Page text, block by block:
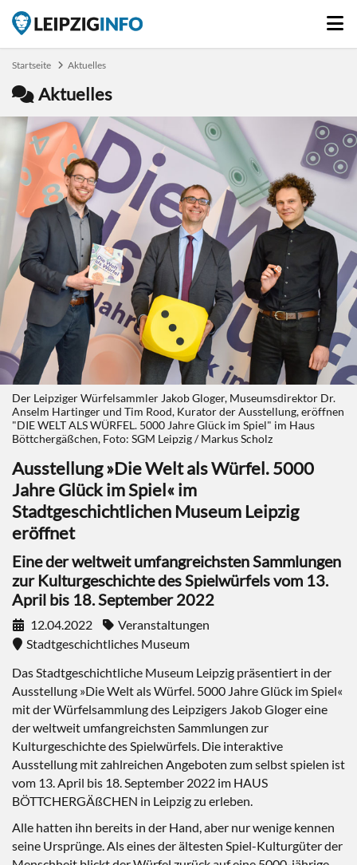
Startseite Aktuelles
Aktuelles
Der Leipziger Würfelsammler Jakob Gloger, Museumsdirektor Dr.
Anselm Hartinger und Tim Rood, Kurator der Ausstellung, eröffnen
"DIE WELT ALS WÜRFEL. 5000 Jahre Glück im Spiel" im Haus
Böttchergäßchen, Foto: SGM Leipzig / Markus Scholz
Ausstellung »Die Welt als Würfel. 5000
Jahre Glück im Spiel« im
Stadtgeschichtlichen Museum Leipzig
eröffnet
Eine der weltweit umfangreichsten Sammlungen
zur Kulturgeschichte des Spielwürfels vom 13.
April bis 18. September 2022
12.04.2022
Veranstaltungen
Stadtgeschichtliches Museum
Das Stadtgeschichtliche Museum Leipzig präsentiert in der
Ausstellung »Die Welt als Würfel. 5000 Jahre Glück im Spiel«
mit der Würfelsammlung des Leipzigers Jakob Gloger eine
der weltweit umfangreichsten Sammlungen zur
Kulturgeschichte des Spielwürfels. Die interaktive
Ausstellung mit zahlreichen Angeboten zum selbst spielen ist
vom 13. April bis 18. September 2022 im HAUS
BÖTTCHERGÄßCHEN in Leipzig zu erleben.
Alle hatten ihn bereits in der Hand, aber nur wenige kennen
seine Ursprünge. Als eines der ältesten Spiel-Kulturgüter der